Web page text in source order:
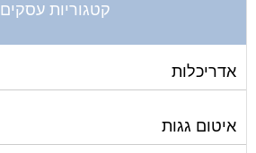
קטגוריות עסקים
אדריכלות
איטום גגות